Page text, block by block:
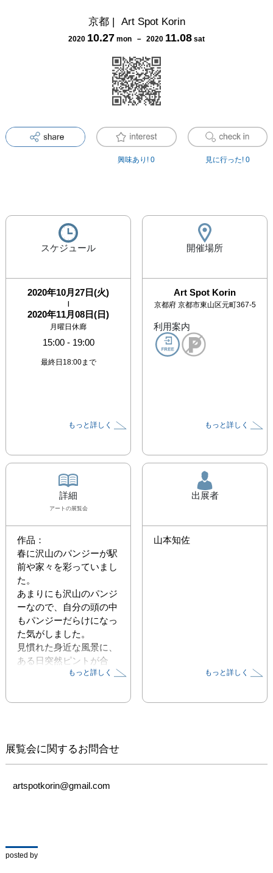
京都| Art Spot Korin
2020 10.27 mon － 2020 11.08 sat
興味あり! 0 見に行った! 0
スケジュール
2020年10月27日(火)
|
2020年11月08日(日)
月曜日休廊
15:00- 19:00
最終日18:00まで
もっと詳しく
開催場所
Art Spot Korin
京都府 京都市東山区元町367-5
利用案内
もっと詳しく
詳細
アート の展覧会
作品：
春に沢山のパンジーが駅
前や家々を彩っていまし
た。
あまりにも沢山のパンジ
ーなので、自分の頭の中
もパンジーだらけになっ
た気がしました。
見慣れた身近な風景に、
ある日突然ピントが合
い、作品にしたいと思い
風景を自分の中に取り込
が浮かびますが、自分の
思考なのか、見た風景な
のか、わからなくなりま
たり版画を作ったりしま
す。
もっと詳しく
出展者
山本知佐
もっと詳しく
展覧会に関するお問合せ
artspotkorin@gmail.com
posted by